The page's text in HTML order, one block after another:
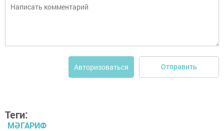
Авторизоваться Отправить
Теги:
МӘГАРИФ